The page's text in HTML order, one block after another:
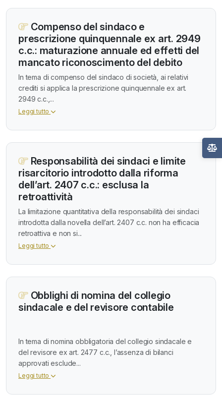
Compenso del sindaco e
prescrizione quinquennale ex art. 2949
c.c.: maturazione annuale ed effetti del
mancato riconoscimento del debito
In tema di compenso del sindaco di società, ai relativi
crediti si applica la prescrizione quinquennale ex art.
2949 c.c.,...
Leggi tutto
Responsabilità dei sindaci e limite
risarcitorio introdotto dalla riforma
dell’art. 2407 c.c.: esclusa la
retroattività
La limitazione quantitativa della responsabilità dei sindaci
introdotta dalla novella dell’art. 2407 c.c. non ha efficacia
retroattiva e non si...
Leggi tutto
Obblighi di nomina del collegio
sindacale e del revisore contabile
In tema di nomina obbligatoria del collegio sindacale e
del revisore ex art. 2477 c.c., l’assenza di bilanci
approvati esclude...
Leggi tutto